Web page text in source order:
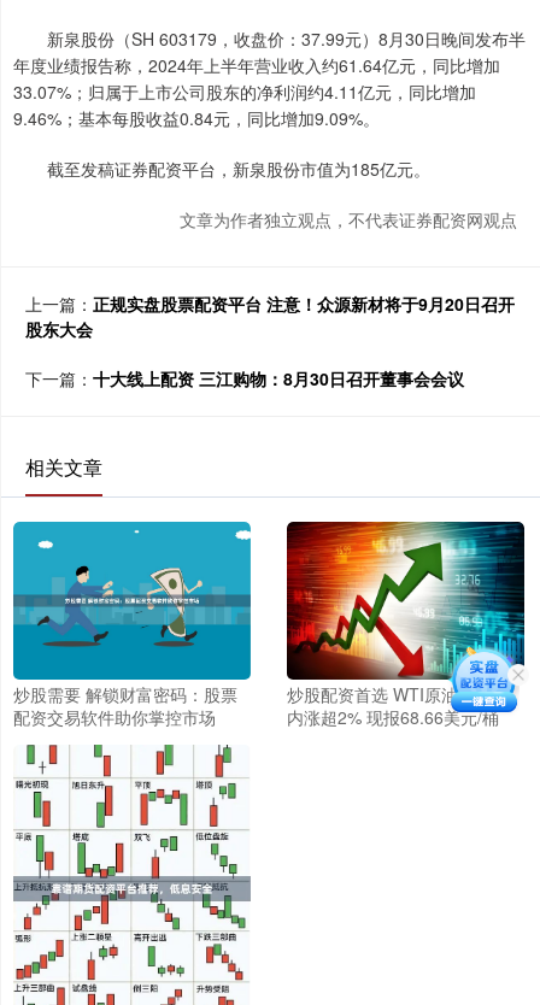
新泉股份（SH 603179，收盘价：37.99元）8月30日晚间发布半
年度业绩报告称，2024年上半年营业收入约61.64亿元，同比增加
33.07%；归属于上市公司股东的净利润约4.11亿元，同比增加
9.46%；基本每股收益0.84元，同比增加9.09%。
截至发稿证券配资平台，新泉股份市值为185亿元。
文章为作者独立观点，不代表证券配资网观点
上一篇： 正规实盘股票配资平台 注意！众源新材将于9月20日召开
股东大会
下一篇： 十大线上配资 三江购物：8月30日召开董事会会议
相关文章
炒股需要 解锁财富密码：股票
配资交易软件助你掌控市场
炒股配资首选 WTI原油期货日
内涨超2% 现报68.66美元/桶